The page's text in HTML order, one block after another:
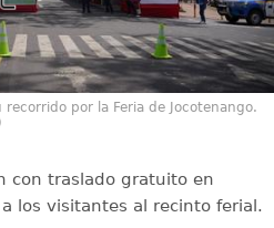
por la Feria de Jocotenango.
con traslado gratuito en
los visitantes al recinto ferial.